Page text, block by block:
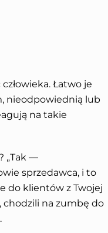
Łatwo je
nieodpowiednią lub
na takie
„Tak —
sprzedawca, i to
do klientów z Twojej
chodzili na zumbę do